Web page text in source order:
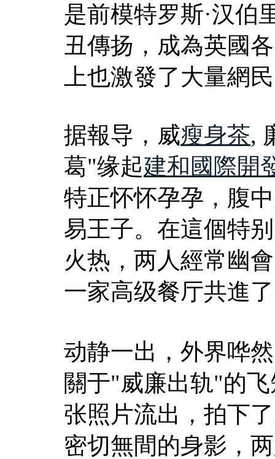
是前模特罗斯·汉伯
丑傳扬，成為英國
上也激發了大量網
据報导，威瘦身茶,
葛"缘起建和國際開
特正怀怀孕孕，腹
易王子。在這個特
火热，两人經常幽
一家高级餐厅共進
动静一出，外界哗
關于"威廉出轨"的
张照片流出，拍下
密切無間的身影，